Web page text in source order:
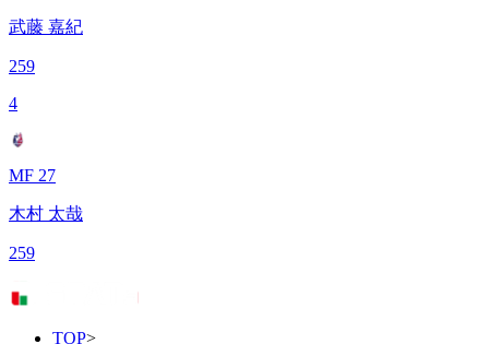
武藤 嘉紀
259
4
MF 27
木村 太哉
259
TOP>